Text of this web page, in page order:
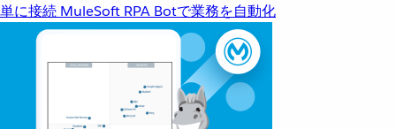
単に接続 MuleSoft RPA Botで業務を自動化